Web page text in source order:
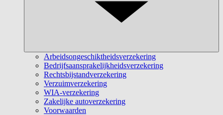
Arbeidsongeschiktheidsverzekering
Bedrijfsaansprakelijkheidsverzekering
Rechtsbijstandverzekering
Verzuimverzekering
WIA-verzekering
Zakelijke autoverzekering
Voorwaarden